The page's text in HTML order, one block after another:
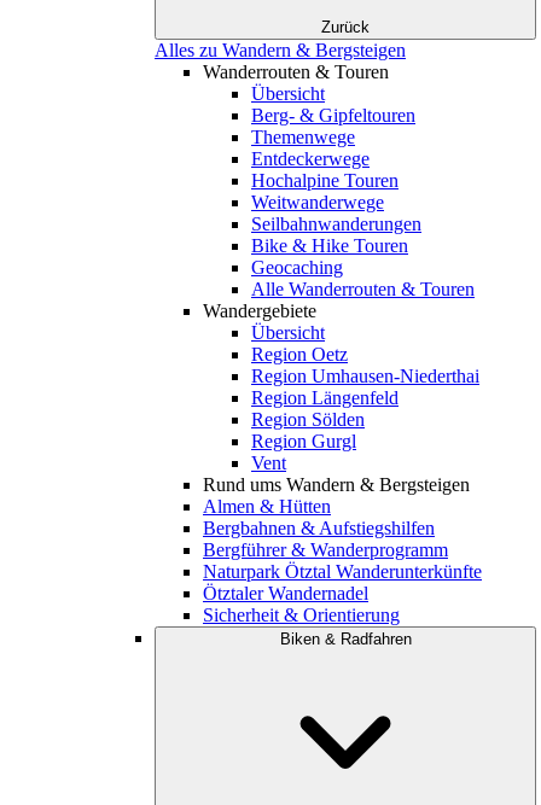
Zurück
Alles zu Wandern & Bergsteigen
Wanderrouten & Touren
Übersicht
Berg- & Gipfeltouren
Themenwege
Entdeckerwege
Hochalpine Touren
Weitwanderwege
Seilbahnwanderungen
Bike & Hike Touren
Geocaching
Alle Wanderrouten & Touren
Wandergebiete
Übersicht
Region Oetz
Region Umhausen-Niederthai
Region Längenfeld
Region Sölden
Region Gurgl
Vent
Rund ums Wandern & Bergsteigen
Almen & Hütten
Bergbahnen & Aufstiegshilfen
Bergführer & Wanderprogramm
Naturpark Ötztal Wanderunterkünfte
Ötztaler Wandernadel
Sicherheit & Orientierung
Biken & Radfahren